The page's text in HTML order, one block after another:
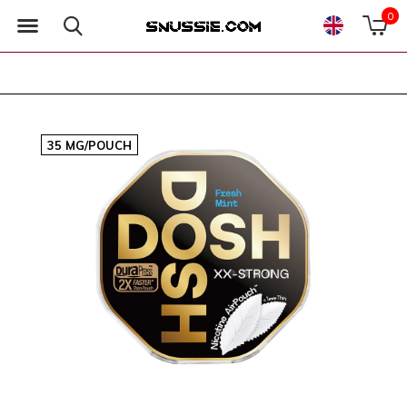
0
35 MG/POUCH